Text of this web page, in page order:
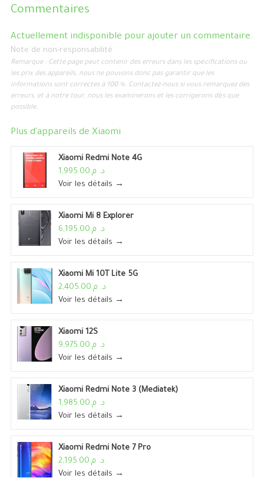
Commentaires
Actuellement indisponible pour ajouter un commentaire.
Note de non-responsabilité
Remarque : Cette page peut contenir des erreurs dans les spécifications ou
les prix des appareils, nous ne pouvons donc pas garantir que les
informations sont correctes à 100 %. Contactez-nous si vous remarquez des
erreurs, et à notre tour, nous les examinerons et les corrigerons dès que
possible.
Plus d'appareils de Xiaomi
Xiaomi Redmi Note 4G
د. م.1,995.00
Voir les détails →
Xiaomi Mi 8 Explorer
د. م.6,195.00
Voir les détails →
Xiaomi Mi 10T Lite 5G
د. م.2,405.00
Voir les détails →
Xiaomi 12S
د. م.9,975.00
Voir les détails →
Xiaomi Redmi Note 3 (Mediatek)
د. م.1,985.00
Voir les détails →
Xiaomi Redmi Note 7 Pro
د. م.2,195.00
Voir les détails →